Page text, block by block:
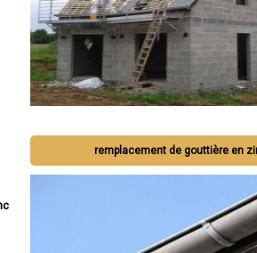
remplacement de gouttière en